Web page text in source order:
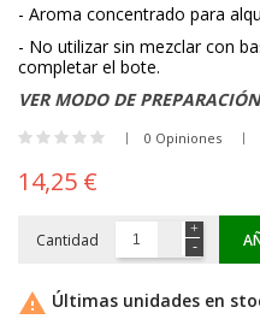
- Aroma concentrado para
- No utilizar sin mezclar con
completar el bote.
VER MODO DE
0 Opiniones
14,25 €
Cantidad
 Últimas unidades en